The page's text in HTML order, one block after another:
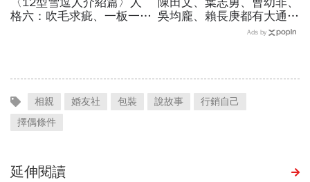
格六：吹毛求疵、一板一眼 吳均龐、賴長庚都有大通的
Ads by
相親 婚友社 包裝 說故事
行銷自己
擇偶條件
延伸閱讀